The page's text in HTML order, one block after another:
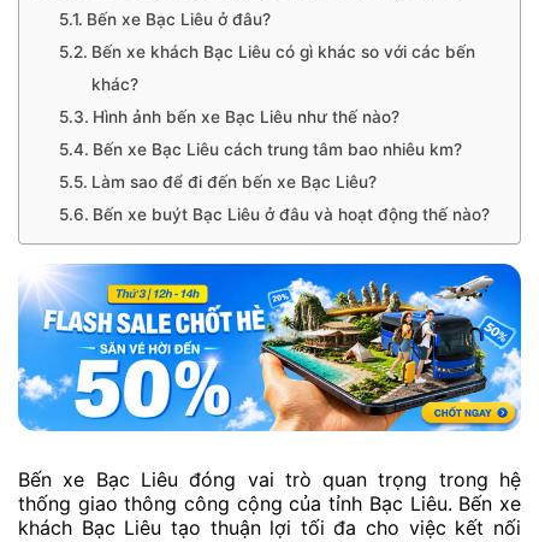
Bến xe Bạc Liêu ở đâu?
Bến xe khách Bạc Liêu có gì khác so với các bến
khác?
Hình ảnh bến xe Bạc Liêu như thế nào?
Bến xe Bạc Liêu cách trung tâm bao nhiêu km?
Làm sao để đi đến bến xe Bạc Liêu?
Bến xe buýt Bạc Liêu ở đâu và hoạt động thế nào?
Bến xe Bạc Liêu đóng vai trò quan trọng trong hệ
thống giao thông công cộng của tỉnh Bạc Liêu. Bến xe
khách Bạc Liêu tạo thuận lợi tối đa cho việc kết nối